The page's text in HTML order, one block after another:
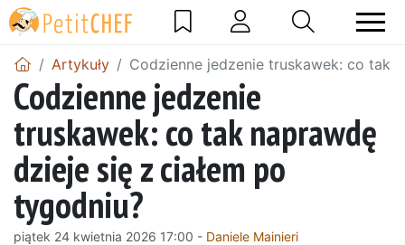
Artykuły Codzienne jedzenie truskawek: co tak
Codzienne jedzenie
truskawek: co tak naprawdę
dzieje się z ciałem po
tygodniu?
piątek 24 kwietnia 2026 17:00 - Daniele Mainieri